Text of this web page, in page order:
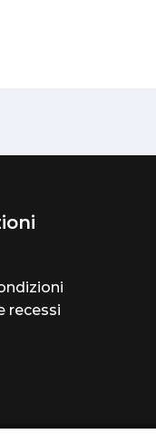
recessi